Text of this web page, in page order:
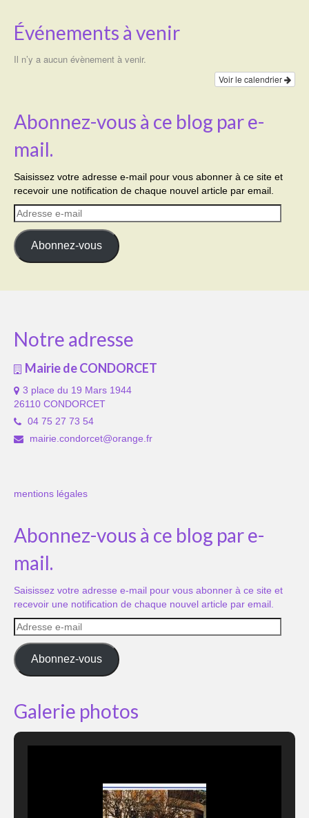
Événements à venir
Il n’y a aucun évènement à venir.
Voir le calendrier
Abonnez-vous à ce blog par e-
mail.
Saisissez votre adresse e-mail pour vous abonner à ce site et
recevoir une notification de chaque nouvel article par email.
Adresse
e-
mail
Abonnez-vous
Notre adresse
Mairie de CONDORCET
3 place du 19 Mars 1944
26110 CONDORCET
04 75 27 73 54
mairie.condorcet@orange.fr
mentions légales
Abonnez-vous à ce blog par e-
mail.
Saisissez votre adresse e-mail pour vous abonner à ce site et
recevoir une notification de chaque nouvel article par email.
Adresse
e-
mail
Abonnez-vous
Galerie photos